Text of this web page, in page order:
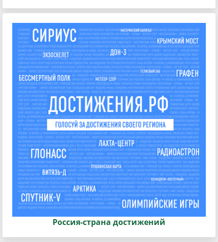
Россия-страна достижений